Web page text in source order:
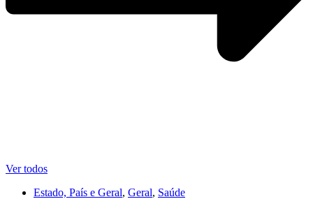
Ver todos
Estado, País e Geral, Geral, Saúde